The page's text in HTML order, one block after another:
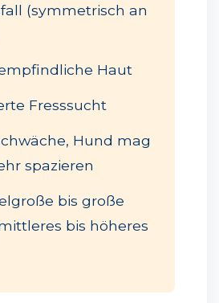
(symmetrisch an
Haut
Fresssucht
Hund mag
spazieren
bis große
bis höheres